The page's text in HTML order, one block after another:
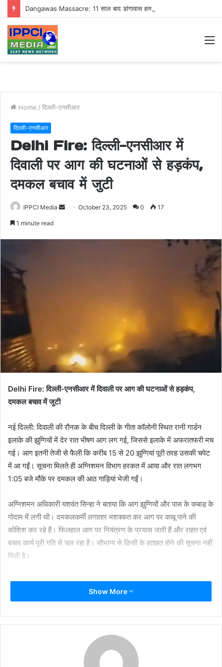
Home / दिल्ली-एनसीआर
दिल्ली-एनसीआर
Delhi Fire: दिल्ली-एनसीआर में
दिवाली पर आग की घटनाओं से हड़कंप,
दमकल बचाव में जुटी
IPPCI Media
SendOctober 23, 2025 0 17
1 minute read
Delhi Fire: दिल्ली-एनसीआर में दिवाली पर आग की घटनाओं से हड़कंप,
दमकल बचाव में जुटी
नई दिल्ली: दिवाली की रौनक के बीच दिल्ली के गीता कॉलोनी स्थित रानी गार्डन
इलाके की झुग्गियों में देर रात भीषण आग लग गई, जिससे इलाके में अफरातफरी मच
गई। आग इतनी तेजी से फैली कि करीब 15 से 20 झुग्गियां पूरी तरह उसकी चपेट
में आ गईं। सूचना मिलते ही अग्निशमन विभाग हरकत में आया और रात लगभग
1:05 बजे मौके पर दमकल की आठ गाड़ियां भेजी गईं।
अग्निशमन अधिकारी यशवंत सिन्हा ने बताया कि आग झुग्गियों और पास के कबाड़ के
गोदाम में लगी थी। दमकलकर्मी लगातार मशक्कत कर आग पर काबू पाने की
कोशिश कर रहे हैं। फिलहाल आग पर नियंत्रण के प्रयास जारी हैं और राहत एवं
बचाव कार्य पूरी गति से चल रहा है। सौभाग्य से किसी के हताहत होने की सूचना नहीं
मिली है।
स्थानीय लोगों ने बताया कि आग लगने के तुरंत बाद उन्होंने आसपास के निवासियों
को सतर्क किया और कई लोगों ने अपने परिवार के सदस्यों को सुरक्षित बाहर निकाल
दमकल विभाग के साथ पुलिस टीम भी मौके पर मौजूद है और पूरे इलाके को घेरकर
अग्निशमन विभाग आग लगने के कारणों की जांच कर रहा है। प्रारंभिक जांच में
Show More